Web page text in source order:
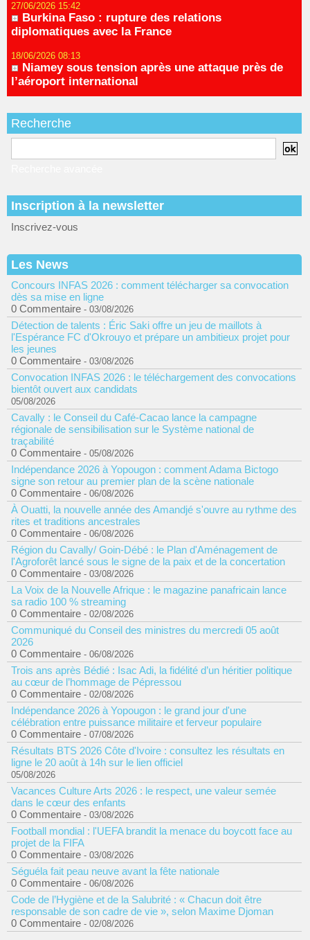
27/06/2026 15:42
Burkina Faso : rupture des relations
diplomatiques avec la France
18/06/2026 08:13
Niamey sous tension après une attaque près de
l’aéroport international
Recherche
Inscription à la newsletter
Inscrivez-vous
Les News
Concours INFAS 2026 : comment télécharger sa convocation
dès sa mise en ligne
0 Commentaire - 03/08/2026
Détection de talents : Éric Saki offre un jeu de maillots à
l'Espérance FC d'Okrouyo et prépare un ambitieux projet pour
les jeunes
0 Commentaire - 03/08/2026
Convocation INFAS 2026 : le téléchargement des convocations
bientôt ouvert aux candidats
05/08/2026
Cavally : le Conseil du Café-Cacao lance la campagne
régionale de sensibilisation sur le Système national de
traçabilité
0 Commentaire - 05/08/2026
Indépendance 2026 à Yopougon : comment Adama Bictogo
signe son retour au premier plan de la scène nationale
0 Commentaire - 06/08/2026
À Ouatti, la nouvelle année des Amandjé s'ouvre au rythme des
rites et traditions ancestrales
0 Commentaire - 06/08/2026
Région du Cavally/ Goin-Débé : le Plan d'Aménagement de
l'Agroforêt lancé sous le signe de la paix et de la concertation
0 Commentaire - 03/08/2026
La Voix de la Nouvelle Afrique : le magazine panafricain lance
sa radio 100 % streaming
0 Commentaire - 02/08/2026
Communiqué du Conseil des ministres du mercredi 05 août
2026
0 Commentaire - 06/08/2026
Trois ans après Bédié : Isac Adi, la fidélité d’un héritier politique
au cœur de l’hommage de Pépressou
0 Commentaire - 02/08/2026
Indépendance 2026 à Yopougon : le grand jour d'une
célébration entre puissance militaire et ferveur populaire
0 Commentaire - 07/08/2026
Résultats BTS 2026 Côte d'Ivoire : consultez les résultats en
ligne le 20 août à 14h sur le lien officiel
05/08/2026
Vacances Culture Arts 2026 : le respect, une valeur semée
dans le cœur des enfants
0 Commentaire - 03/08/2026
Football mondial : l'UEFA brandit la menace du boycott face au
projet de la FIFA
0 Commentaire - 03/08/2026
Séguéla fait peau neuve avant la fête nationale
0 Commentaire - 06/08/2026
Code de l’Hygiène et de la Salubrité : « Chacun doit être
responsable de son cadre de vie », selon Maxime Djoman
0 Commentaire - 02/08/2026